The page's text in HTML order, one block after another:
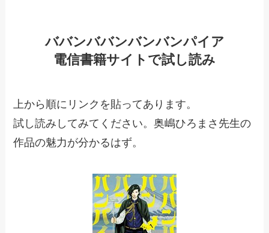
ババンババンバンバンパイア
電信書籍サイトで試し読み
上から順にリンクを貼ってあります。
試し読みしてみてください。奥嶋ひろまさ先生の
作品の魅力が分かるはず。